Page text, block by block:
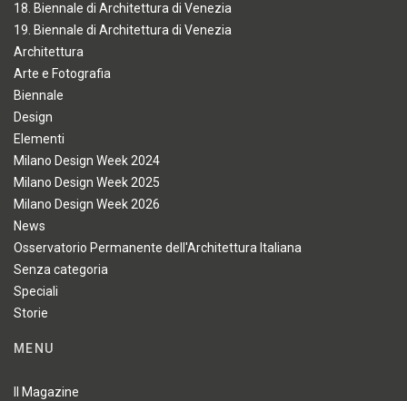
18. Biennale di Architettura di Venezia
19. Biennale di Architettura di Venezia
Architettura
Arte e Fotografia
Biennale
Design
Elementi
Milano Design Week 2024
Milano Design Week 2025
Milano Design Week 2026
News
Osservatorio Permanente dell'Architettura Italiana
Senza categoria
Speciali
Storie
MENU
Il Magazine